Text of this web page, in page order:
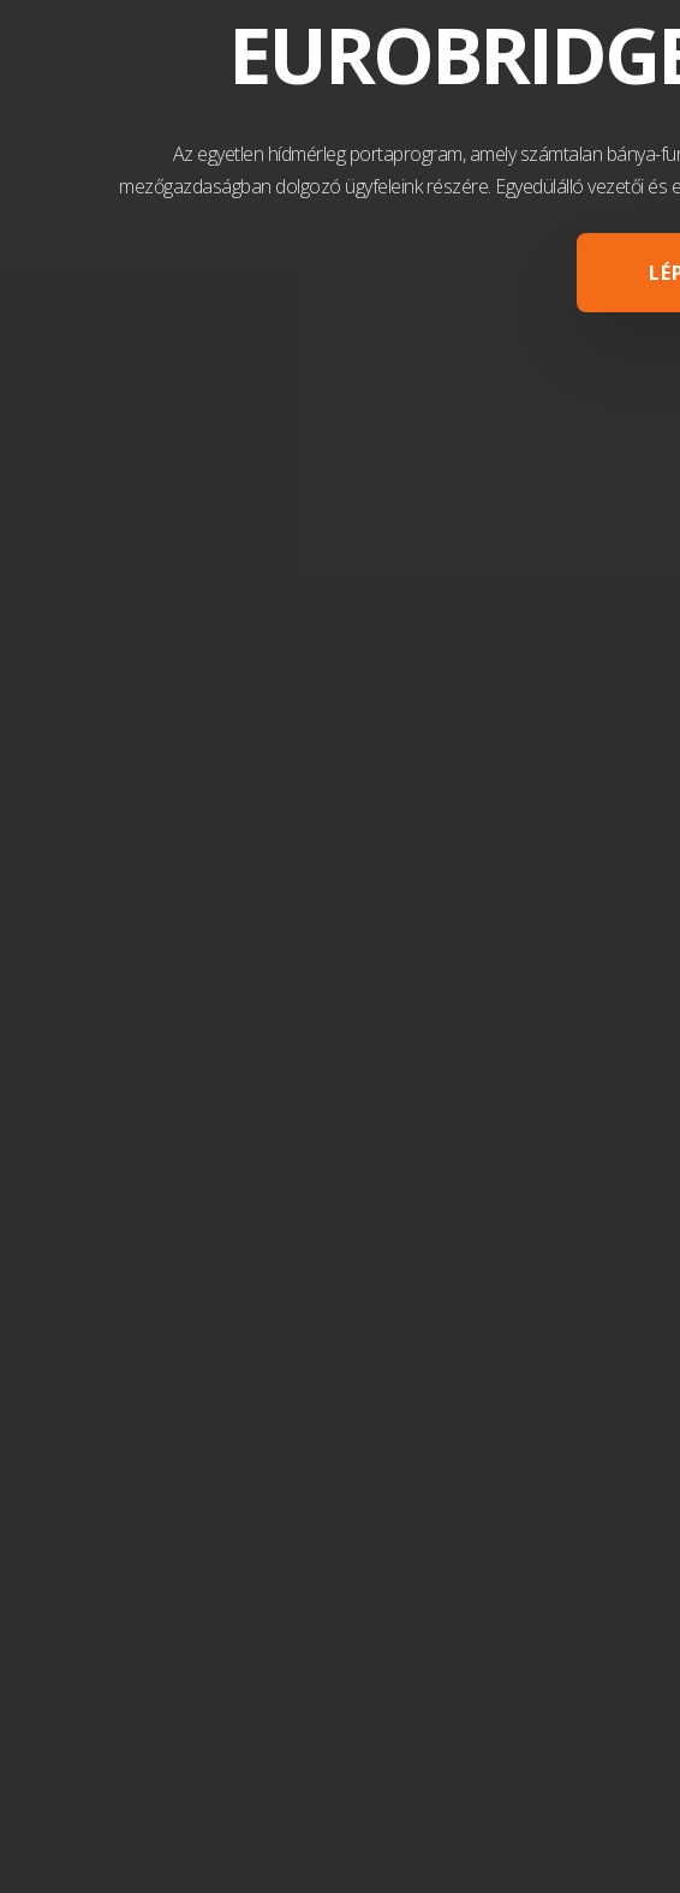
Az egyetlen hídmérleg portaprogram, amely számtalan bánya-
mezőgazdaságban dolgozó ügyfeleink részére. Egyedülálló vezetői